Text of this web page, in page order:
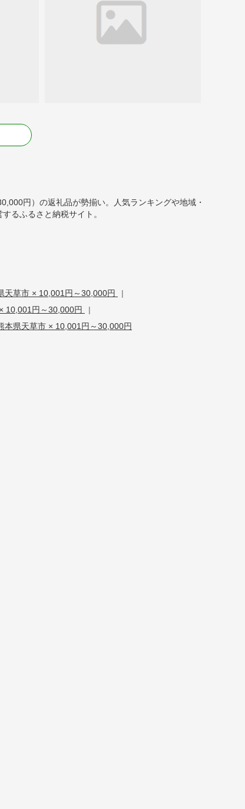
円）の返礼品が勢揃い。人気ランキングや地域・
るふるさと納税サイト。
天草市 × 10,001円～30,000円
|
10,001円～30,000円
|
本県天草市 × 10,001円～30,000円